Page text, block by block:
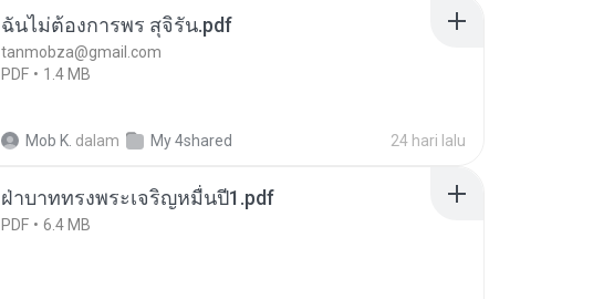
ฉันไม่ต้องการพร สุจิรัน.pdf
tanmobza@gmail.com
PDF
1.4 MB
Mob K. dalam My 4shared 24 hari lalu
ฝ่าบาททรงพระเจริญหมื่นปี1.pdf
PDF 6.4 MB